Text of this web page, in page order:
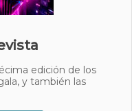
edición de los
y también las